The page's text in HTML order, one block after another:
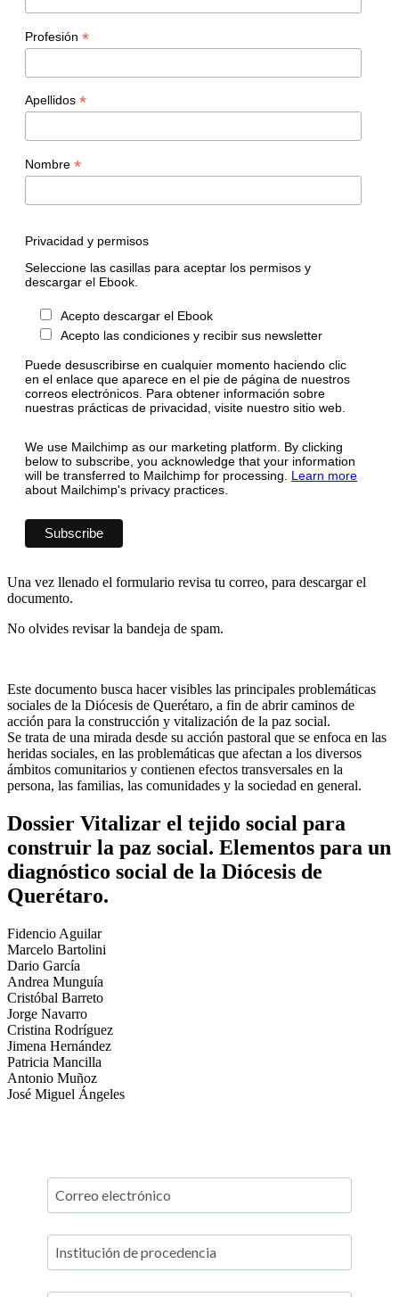
Profesión *
Apellidos *
Nombre *
Privacidad y permisos
Seleccione las casillas para aceptar los permisos y
descargar el Ebook.
Acepto descargar el Ebook
Acepto las condiciones y recibir sus newsletter
Puede desuscribirse en cualquier momento haciendo clic
en el enlace que aparece en el pie de página de nuestros
correos electrónicos. Para obtener información sobre
nuestras prácticas de privacidad, visite nuestro sitio web.
We use Mailchimp as our marketing platform. By clicking
below to subscribe, you acknowledge that your information
will be transferred to Mailchimp for processing. Learn more
about Mailchimp's privacy practices.
Una vez llenado el formulario revisa tu correo, para descargar el
documento.
No olvides revisar la bandeja de spam.
Este documento busca hacer visibles las principales problemáticas
sociales de la Diócesis de Querétaro, a fin de abrir caminos de
acción para la construcción y vitalización de la paz social.
Se trata de una mirada desde su acción pastoral que se enfoca en las
heridas sociales, en las problemáticas que afectan a los diversos
ámbitos comunitarios y contienen efectos transversales en la
persona, las familias, las comunidades y la sociedad en general.
Dossier Vitalizar el tejido social para
construir la paz social. Elementos para un
diagnóstico social de la Diócesis de
Querétaro.
Fidencio Aguilar
Marcelo Bartolini
Dario García
Andrea Munguía
Cristóbal Barreto
Jorge Navarro
Cristina Rodríguez
Jimena Hernández
Patricia Mancilla
Antonio Muñoz
José Miguel Ángeles